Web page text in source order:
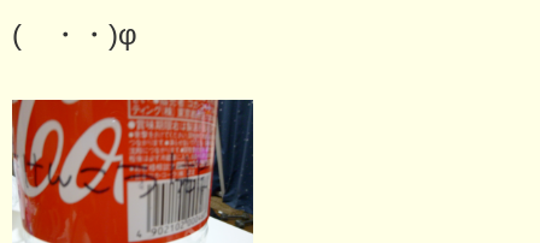
( ・・)φ